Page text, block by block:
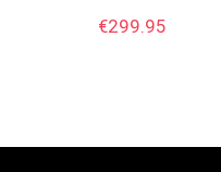
€299.95